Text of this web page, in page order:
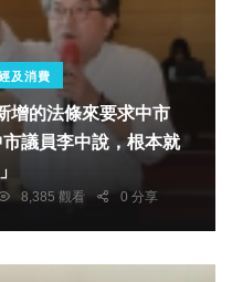
及消費
增的法條來要求中市
8,385 觀看 0 分享